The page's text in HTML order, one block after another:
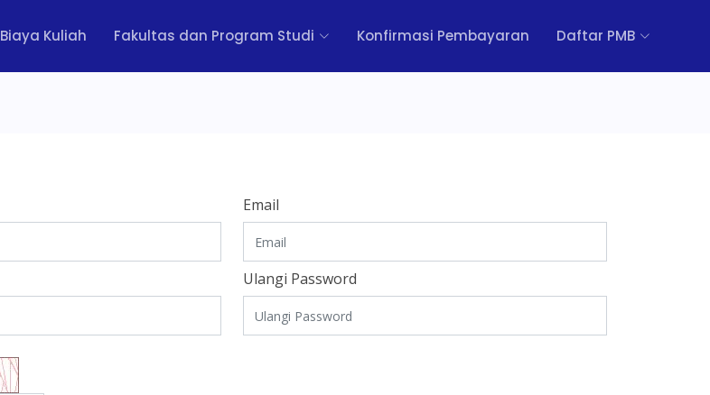
Biaya Kuliah Fakultas dan Program Studi Konfirmasi Pembayaran Daftar PMB
Email
Ulangi Password